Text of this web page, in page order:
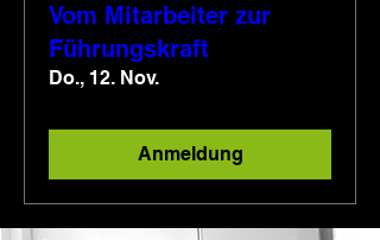
Vom Mitarbeiter zur
Führungskraft
Do., 12. Nov.
Anmeldung